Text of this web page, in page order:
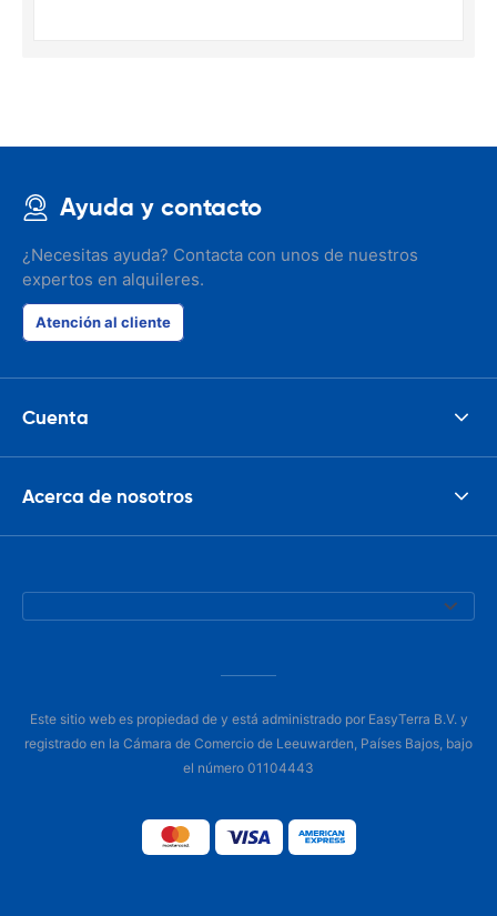
Ayuda y contacto
¿Necesitas ayuda? Contacta con unos de nuestros
expertos en alquileres.
Atención al cliente
Cuenta
Acerca de nosotros
Este sitio web es propiedad de y está administrado por EasyTerra B.V. y
registrado en la Cámara de Comercio de Leeuwarden, Países Bajos, bajo
el número 01104443